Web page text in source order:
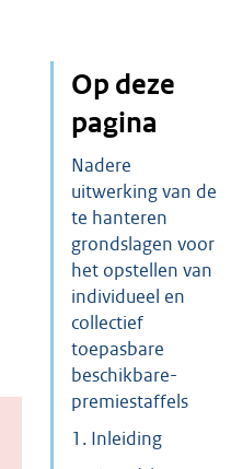
Op deze
pagina
Nadere
uitwerking van de
te hanteren
grondslagen voor
het opstellen van
individueel en
collectief
toepasbare
beschikbare-
premiestaffels
1. Inleiding